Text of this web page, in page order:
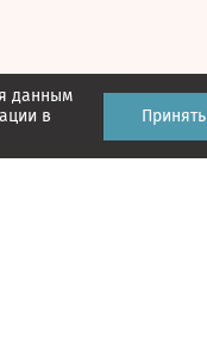
данным
в
Принять